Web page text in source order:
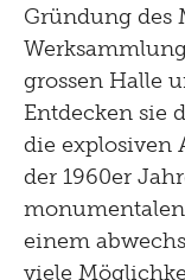
Gründung des
grossen Halle
Entdecken sie
die explosiven
der 1960er
einem
viele